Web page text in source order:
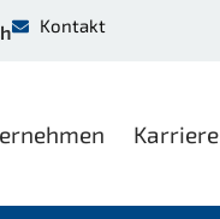
Kontakt
Karriere